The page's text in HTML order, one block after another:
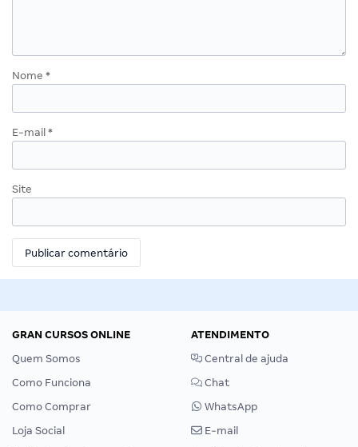
Nome *
E-mail *
Site
GRAN CURSOS ONLINE
Quem Somos
Como Funciona
Como Comprar
Loja Social
ATENDIMENTO
Central de ajuda
Chat
WhatsApp
E-mail